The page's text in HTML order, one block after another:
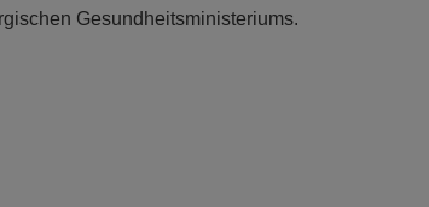
Gesundheitsministeriums.